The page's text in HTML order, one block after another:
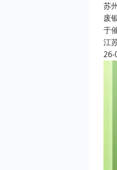
苏
废
于
江
26-